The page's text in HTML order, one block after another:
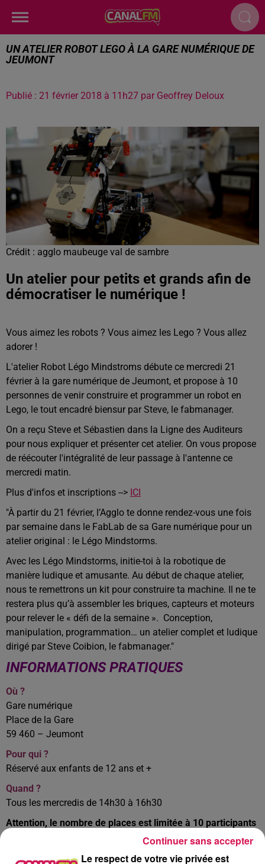
UN ATELIER ROBOT LEGO À LA GARE NUMÉRIQUE DE
JEUMONT
Publié : 21 février 2018 à 11h27 par Geoffrey Deloux
Crédit : agglo maubeuge val de sambre
Un atelier pour petits et grands afin de
démocratiser le numérique !
Vous aimez les robots ? Vous aimez les Lego ? Vous allez
adorer !
L'atelier Robot Légo Mindstroms débute ce mercredi 21
février à la gare numérique de Jeumont, et propose à 10
personnes de venir construire et programmer un robot en
Lego, le tout encadré biensur par Steve, le fabmanager.
On a reçu Steve et Sébastien dans la Ligne des Auditeurs
pour nous expliquer et présenter cet atelier. On vous propose
de réécouter l'intégralité de leur passage à l'antenne ce
mercredi matin.
Plus d'infos et inscriptions --> ICI
"À partir du 21 février, l’Agglo te donne rendez-vous une fois
par semaine dans le FabLab de sa Gare numérique pour un
atelier original : le Légo Mindstorms.
Avec les Légo Mindstorms, initie-toi à la robotique de
manière ludique et amusante. Au début de chaque atelier,
nous te remettrons un kit pour construire ta machine. Il ne te
restera plus qu’à assembler les briques, capteurs et moteurs
pour relever le « défi de la semaine ». Conception,
manipulation, programmation… un atelier complet et ludique
dirigé par Steve Coibion, le fabmanager."
INFORMATIONS PRATIQUES
Où ?
Gare numérique
Place de la Gare
59 460 – Jeumont
Pour qui ?
Réservé aux enfants de 12 ans et +
Quand ?
Tous les mercredis de 14h30 à 16h30
Attention, le nombre de places est limitée à 10 participants
par atelier. (Réservation obligatoire)
TARIFS
Le respect de votre vie privée est
Continuer sans accepter